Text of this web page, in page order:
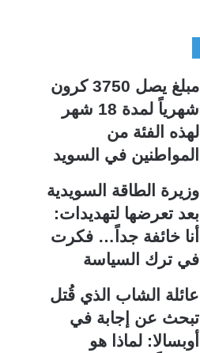
ة
ا
ل
س
ق
ة
ا
ل
ت
ي
ة
مبلغ يصل 3750 كرون
شهرياً لمدة 18 شهر
لهذه الفئة من
المواطنين في السويد
وزيرة الطاقة السويدية
بعد تعرضها لتهديدات:
أنا خائفة جداً… فكرت
في ترك السياسة
عائلة الشاب الذي قُتل
تبحث عن إجابة في
أوبسالا: لماذا هو